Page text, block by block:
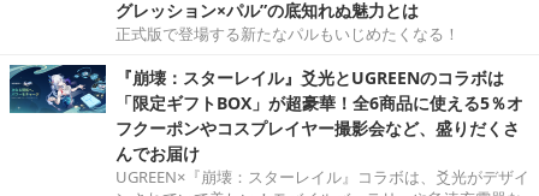
グレッション×パル”の底知れぬ魅力とは
正式版で登場する新たなパルもいじめたくなる！
『崩壊：スターレイル』爻光とUGREENのコラボは
「限定ギフトBOX」が超豪華！全6商品に使える5％オ
フクーポンやコスプレイヤー撮影会など、盛りだくさ
んでお届け
UGREEN×『崩壊：スターレイル』コラボは、爻光がデザイ